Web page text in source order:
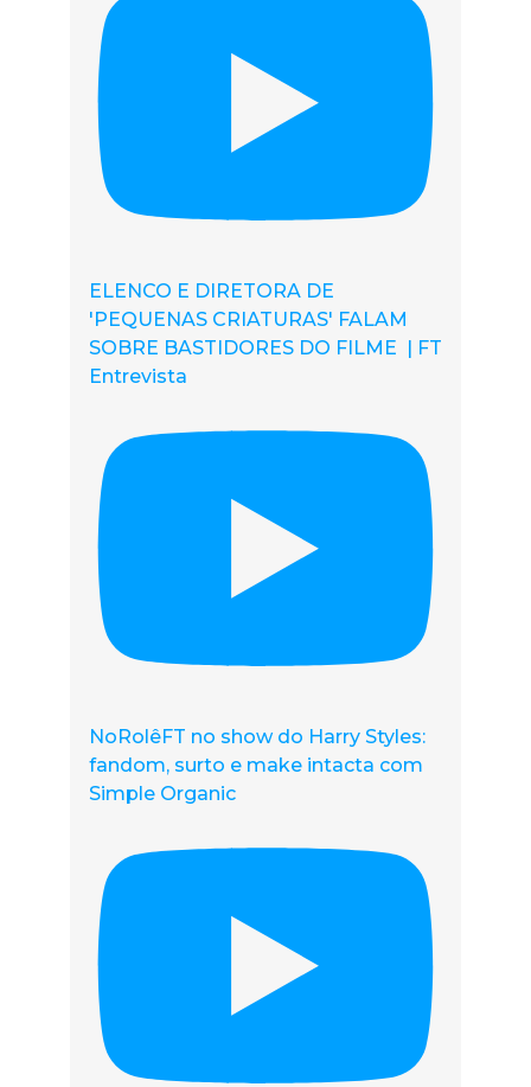
ELENCO E DIRETORA DE
'PEQUENAS CRIATURAS' FALAM
SOBRE BASTIDORES DO FILME | FT
Entrevista
NoRolêFT no show do Harry Styles:
fandom, surto e make intacta com
Simple Organic